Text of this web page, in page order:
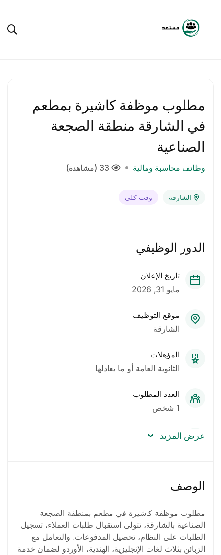
مطلوب موظفة كاشيرة بمطعم
في الشارقة منطقة الصجعة
الصناعية
وظائف محاسبة ومالية 33 (مشاهدة)
الشارقة وقت كلي
الدور الوظيفي
تاريخ الإعلان
مايو 31, 2026
موقع التوظيف
الشارقة
المؤهلات
الثانوية العامة أو ما يعادلها
العدد المطلوب
1 شخص
نوع الجنس
عرض المزيد
الوصف
مطلوب موظفة كاشيرة في مطعم بمنطقة الصجعة
الصناعية بالشارقة، تتولى استقبال طلبات العملاء، تسجيل
الطلبات على النظام، تحصيل المدفوعات، والتعامل مع
الزبائن بثلاث لغات الإنجليزية، الهندية، الأوردو لضمان خدمة